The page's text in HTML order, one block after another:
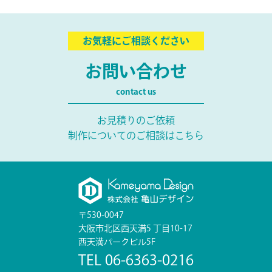
お気軽にご相談ください
お問い合わせ
contact us
お見積りのご依頼
制作についてのご相談はこちら
〒530-0047
大阪市北区西天満5 丁目10-17
西天満パークビル5F
TEL 06-6363-0216